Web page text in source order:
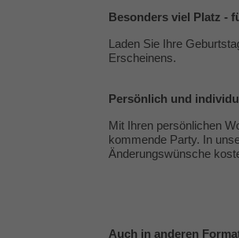
Besonders viel Platz -
Laden Sie Ihre
Erscheinens.
Persönlich und
Mit Ihren persönlichen
kommende Party. In
Änderungswünsche
Auch in anderen